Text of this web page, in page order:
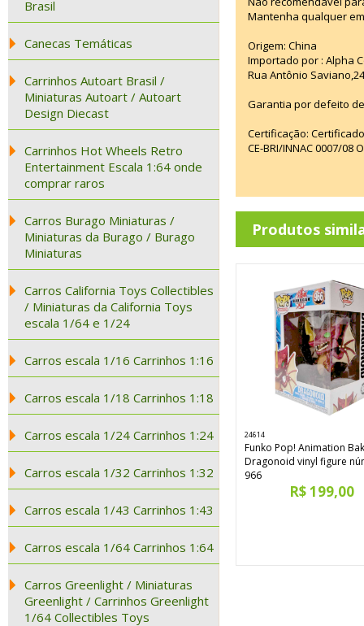
Brasil
Canecas Temáticas
Carrinhos Autoart Brasil /
Miniaturas Autoart / Autoart
Design Diecast
Carrinhos Hot Wheels Retro
Entertainment Escala 1:64 onde
comprar raros
Carros Burago Miniaturas /
Miniaturas da Burago / Burago
Miniaturas
Carros California Toys Collectibles
/ Miniaturas da California Toys
escala 1/64 e 1/24
Carros escala 1/16 Carrinhos 1:16
Carros escala 1/18 Carrinhos 1:18
Carros escala 1/24 Carrinhos 1:24
Carros escala 1/32 Carrinhos 1:32
Carros escala 1/43 Carrinhos 1:43
Carros escala 1/64 Carrinhos 1:64
Carros Greenlight / Miniaturas
Greenlight / Carrinhos Greenlight
1/64 Collectibles Toys
Mantenha qualquer
Origem: China
Importado por : Alpha
Rua Antônio
Garantia por defeito
Certificação:
CE-BRI/INNAC 0007/08
Produtos
24614
Funko Pop! Animation
Dragonoid vinyl figure
966
R$ 199,00